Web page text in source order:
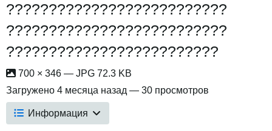
??????????????????????????
??????????????????????????
?????????????????????????
700 × 346 — JPG 72.3 KB
Загружено 4 месяца назад — 30 просмотров
Информация